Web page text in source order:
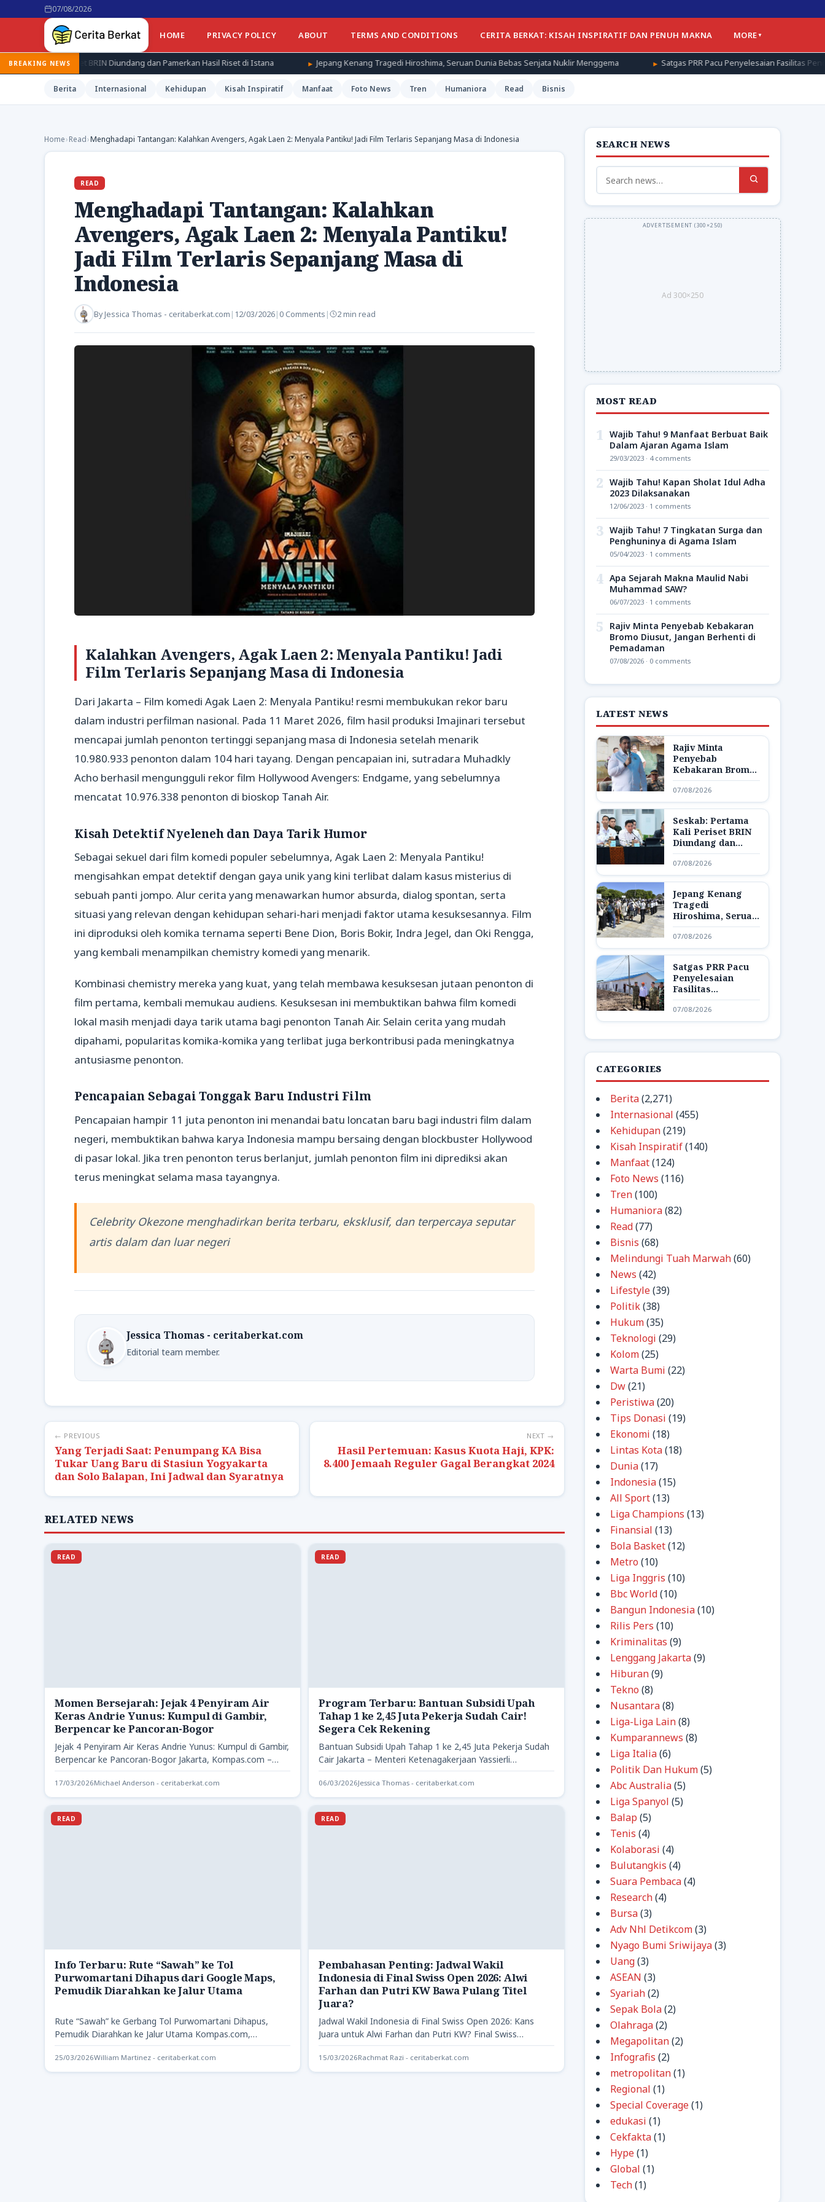
07/08/2026
HOME PRIVACY POLICY ABOUT TERMS AND CONDITIONS CERITA BERKAT: KISAH INSPIRATIF DAN PENUH MAKNA MORE
BREAKING NEWS
BRIN Diundang dan Pamerkan Hasil Riset di Istana Jepang Kenang Tragedi Hiroshima, Seruan Dunia Bebas Senjata Nuklir Menggema Satgas PRR Pacu Penyelesaian Fasilitas Pendukung Huntap di
Berita Internasional Kehidupan Kisah Inspiratif Manfaat Foto News Tren Humaniora Read Bisnis
Home›Read›Menghadapi Tantangan: Kalahkan Avengers, Agak Laen 2: Menyala Pantiku! Jadi Film Terlaris Sepanjang Masa di Indonesia
READ
Menghadapi Tantangan: Kalahkan
Avengers, Agak Laen 2: Menyala Pantiku!
Jadi Film Terlaris Sepanjang Masa di
Indonesia
ByJessica Thomas - ceritaberkat.com | 12/03/2026| 0 Comments | 2 min read
Kalahkan Avengers, Agak Laen 2: Menyala Pantiku! Jadi
Film Terlaris Sepanjang Masa di Indonesia
Dari Jakarta – Film komedi Agak Laen 2: Menyala Pantiku! resmi membukukan rekor baru
dalam industri perfilman nasional. Pada 11 Maret 2026, film hasil produksi Imajinari tersebut
mencapai jumlah penonton tertinggi sepanjang masa di Indonesia setelah menarik
10.980.933 penonton dalam 104 hari tayang. Dengan pencapaian ini, sutradara Muhadkly
Acho berhasil mengungguli rekor film Hollywood Avengers: Endgame, yang sebelumnya
mencatat 10.976.338 penonton di bioskop Tanah Air.
Kisah Detektif Nyeleneh dan Daya Tarik Humor
Sebagai sekuel dari film komedi populer sebelumnya, Agak Laen 2: Menyala Pantiku!
mengisahkan empat detektif dengan gaya unik yang kini terlibat dalam kasus misterius di
sebuah panti jompo. Alur cerita yang menawarkan humor absurda, dialog spontan, serta
situasi yang relevan dengan kehidupan sehari-hari menjadi faktor utama kesuksesannya. Film
ini diproduksi oleh komika ternama seperti Bene Dion, Boris Bokir, Indra Jegel, dan Oki Rengga,
yang kembali menampilkan chemistry komedi yang menarik.
Kombinasi chemistry mereka yang kuat, yang telah membawa kesuksesan jutaan penonton di
film pertama, kembali memukau audiens. Kesuksesan ini membuktikan bahwa film komedi
lokal masih menjadi daya tarik utama bagi penonton Tanah Air. Selain cerita yang mudah
dipahami, popularitas komika-komika yang terlibat juga berkontribusi pada meningkatnya
antusiasme penonton.
Pencapaian Sebagai Tonggak Baru Industri Film
Pencapaian hampir 11 juta penonton ini menandai batu loncatan baru bagi industri film dalam
negeri, membuktikan bahwa karya Indonesia mampu bersaing dengan blockbuster Hollywood
di pasar lokal. Jika tren penonton terus berlanjut, jumlah penonton film ini diprediksi akan
terus meningkat selama masa tayangnya.
Celebrity Okezone menghadirkan berita terbaru, eksklusif, dan terpercaya seputar
artis dalam dan luar negeri
Jessica Thomas - ceritaberkat.com
Editorial team member.
← PREVIOUS
Yang Terjadi Saat: Penumpang KA Bisa
Tukar Uang Baru di Stasiun Yogyakarta
dan Solo Balapan, Ini Jadwal dan Syaratnya
NEXT →
Hasil Pertemuan: Kasus Kuota Haji, KPK:
8.400 Jemaah Reguler Gagal Berangkat 2024
RELATED NEWS
READ
Momen Bersejarah: Jejak 4 Penyiram Air
Keras Andrie Yunus: Kumpul di Gambir,
Berpencar ke Pancoran-Bogor
Jejak 4 Penyiram Air Keras Andrie Yunus: Kumpul di Gambir,
Berpencar ke Pancoran-Bogor Jakarta, Kompas.com –
Data dari…
17/03/2026Michael Anderson - ceritaberkat.com
READ
Program Terbaru: Bantuan Subsidi Upah
Tahap 1 ke 2,45 Juta Pekerja Sudah Cair!
Segera Cek Rekening
Bantuan Subsidi Upah Tahap 1 ke 2,45 Juta Pekerja Sudah
Cair Jakarta – Menteri Ketenagakerjaan Yassierli
mengungkapkan distribusi…
06/03/2026Jessica Thomas - ceritaberkat.com
READ
Info Terbaru: Rute “Sawah” ke Tol
Purwomartani Dihapus dari Google Maps,
Pemudik Diarahkan ke Jalur Utama
Rute “Sawah” ke Gerbang Tol Purwomartani Dihapus,
Pemudik Diarahkan ke Jalur Utama Kompas.com,
Yogyakarta Dari Kapanewon Kalasan, Kabupaten…
25/03/2026William Martinez - ceritaberkat.com
READ
Pembahasan Penting: Jadwal Wakil
Indonesia di Final Swiss Open 2026: Alwi
Farhan dan Putri KW Bawa Pulang Titel
Juara?
Jadwal Wakil Indonesia di Final Swiss Open 2026: Kans
Juara untuk Alwi Farhan dan Putri KW? Final Swiss…
15/03/2026Rachmat Razi - ceritaberkat.com
SEARCH NEWS
Search
for:
Ad 300×250
MOST READ
1 Wajib Tahu! 9 Manfaat Berbuat Baik
Dalam Ajaran Agama Islam
29/03/2023 · 4 comments
2 Wajib Tahu! Kapan Sholat Idul Adha
2023 Dilaksanakan
12/06/2023 · 1 comments
3 Wajib Tahu! 7 Tingkatan Surga dan
Penghuninya di Agama Islam
05/04/2023 · 1 comments
4 Apa Sejarah Makna Maulid Nabi
Muhammad SAW?
06/07/2023 · 1 comments
5
Rajiv Minta Penyebab Kebakaran
Bromo Diusut, Jangan Berhenti di
Pemadaman
07/08/2026 · 0 comments
LATEST NEWS
Rajiv Minta
Penyebab
Kebakaran Bromo
Diusut, Jangan
Berhenti di
Pemadaman
07/08/2026
Seskab: Pertama
Kali Periset BRIN
Diundang dan
Pamerkan Hasil
Riset di Istana
07/08/2026
Jepang Kenang
Tragedi
Hiroshima, Seruan
Dunia Bebas
Senjata Nuklir
Menggema
07/08/2026
Satgas PRR Pacu
Penyelesaian
Fasilitas
Pendukung Huntap
di Aceh Tamiang
07/08/2026
CATEGORIES
Berita(2,271)
Internasional (455)
Kehidupan(219)
Kisah Inspiratif(140)
Manfaat(124)
Foto News (116)
Tren(100)
Humaniora(82)
Read(77)
Bisnis (68)
Melindungi Tuah Marwah(60)
News (42)
Lifestyle(39)
Politik(38)
Hukum(35)
Teknologi (29)
Kolom(25)
Warta Bumi (22)
Dw(21)
Peristiwa(20)
Tips Donasi (19)
Ekonomi (18)
Lintas Kota(18)
Dunia(17)
Indonesia(15)
All Sport(13)
Liga Champions (13)
Finansial (13)
Bola Basket(12)
Metro (10)
Liga Inggris (10)
Bbc World(10)
Bangun Indonesia(10)
Rilis Pers (10)
Kriminalitas (9)
Lenggang Jakarta(9)
Hiburan(9)
Tekno (8)
Nusantara(8)
Liga-Liga Lain(8)
Kumparannews (8)
Liga Italia(6)
Politik Dan Hukum(5)
Abc Australia(5)
Liga Spanyol (5)
Balap (5)
Tenis (4)
Kolaborasi (4)
Bulutangkis (4)
Suara Pembaca(4)
Research(4)
Bursa(3)
Adv Nhl Detikcom(3)
Nyago Bumi Sriwijaya(3)
Uang(3)
ASEAN (3)
Syariah(2)
Sepak Bola(2)
Olahraga(2)
Megapolitan(2)
Infografis (2)
metropolitan(1)
Regional (1)
Special Coverage(1)
edukasi (1)
Cekfakta(1)
Hype(1)
Global (1)
Tech(1)